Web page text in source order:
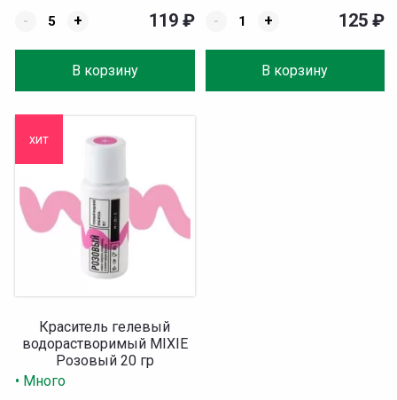
-
+
В корзину
119 ₽
-
+
В корзину
125 ₽
хит
Краситель гелевый
водорастворимый MIXIE
Розовый 20 гр
• Много